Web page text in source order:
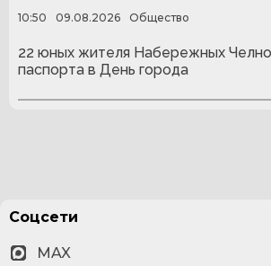
10:50 09.08.2026 Общество
22 юных жителя Набережных
паспорта в День города
Соцсети
MAX